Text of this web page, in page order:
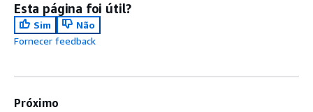
Esta página foi útil?
Sim
Não
Fornecer feedback
Próximo